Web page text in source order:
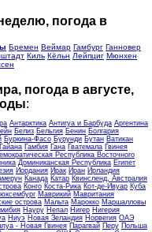
погода в
Бремен Веймар Гамбург Ганновер
Киль Кёльн Лейпциг Мюнхен
погода в августе,
:
Антарктика Антигуа и Барбуда Аргентина
Белиз Бельгия Бенин Болгария
Буркина-Фасо Бурунди Бутан Ватикан
Гайана Гамбия Гана Гватемала Гвинея
Республика Восточного
Доминиканская Республика Египет
Иордания Ирак Иран Ирландия
Канада Катар Квинсленд, Австралия
Конго Коста-Рика Кот-де-Ивуар Куба
Маврикий Мавритания
острова Мальта Марокко Маршалловы
Науру Непал Нигер Нигерия
Ниуэ Новая Зеландия Норвегия ОАЭ
- Новая Гвинея Парагвай Перу Польша